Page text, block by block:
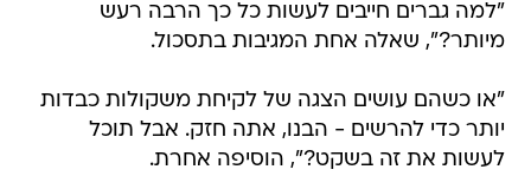
"למה גברים חייבים לעשות כל כך הרבה רעש
מיותר?", שאלה אחת המגיבות בתסכול.
"או כשהם עושים הצגה של לקיחת משקולות כבדות
יותר כדי להרשים - הבנו, אתה חזק. אבל תוכל
לעשות את זה בשקט?", הוסיפה אחרת.